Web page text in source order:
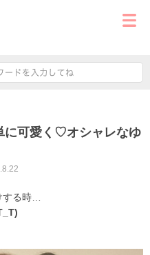
に可愛く♡オシャレなゆ
る時…